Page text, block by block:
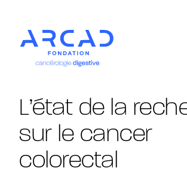
Nos missions
Gouvernance
L’équipe
Les cancers digestifs
Définition des cancers digestifs
Le dépistage du cancer colorectal
L’état de la
sur le cancer
colorectal